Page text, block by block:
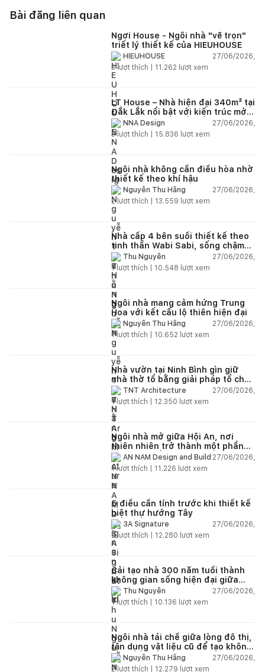
Bài đăng liên quan
Ngơi House - Ngôi nhà "vẽ trọn"
triết lý thiết kế của HIEUHOUSE
HIEUHOUSE
27/06/2026,
3lượt thích | 11.262 lượt xem
LT House – Nhà hiện đại 340m² tại
Đắk Lắk nổi bật với kiến trúc mở
và hệ sân vườn kết nối thiên
nhiên
NNA Design
27/06/2026,
3lượt thích | 15.836 lượt xem
Ngôi nhà không cần điều hòa nhờ
thiết kế theo khí hậu
Nguyễn Thu Hằng
27/06/2026,
2lượt thích | 13.559 lượt xem
Nhà cấp 4 bên suối thiết kế theo
tinh thần Wabi Sabi, sống chậm
giữa thiên nhiên
Thu Nguyễn
27/06/2026,
1lượt thích | 10.548 lượt xem
Ngôi nhà mang cảm hứng Trung
Hoa với kết cấu lộ thiên hiện đại
Nguyễn Thu Hằng
27/06/2026,
1lượt thích | 10.652 lượt xem
Nhà vườn tại Ninh Bình gìn giữ
nhà thờ tổ bằng giải pháp tổ chức
lại không gian
TNT Architecture
27/06/2026,
1lượt thích | 12.350 lượt xem
Ngôi nhà mở giữa Hội An, nơi
thiên nhiên trở thành một phần
của cuộc sống
AN NAM Design and Build 27/06/2026,
1lượt thích | 11.226 lượt xem
5 điều cần tính trước khi thiết kế
biệt thự hướng Tây
3A Signature
27/06/2026,
2lượt thích | 12.280 lượt xem
Cải tạo nhà 300 năm tuổi thành
không gian sống hiện đại giữa
thiên nhiên
Thu Nguyễn
27/06/2026,
1lượt thích | 10.136 lượt xem
Ngôi nhà tái chế giữa lòng đô thị,
tận dụng vật liệu cũ để tạo không
gian sống linh hoạt
Nguyễn Thu Hằng
27/06/2026,
2lượt thích | 12.279 lượt xem